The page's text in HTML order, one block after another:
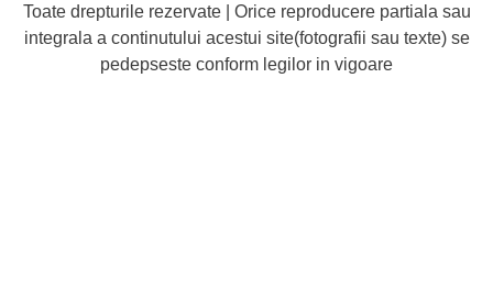
Toate drepturile rezervate | Orice reproducere partiala sau
integrala a continutului acestui site(fotografii sau texte) se
pedepseste conform legilor in vigoare